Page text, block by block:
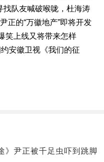
找队友喊破喉咙，杜海涛
正的“万徽地产”即将开发
笑上线又将带来怎样
安徽卫视《我们的征
》尹正被千足虫吓到跳脚